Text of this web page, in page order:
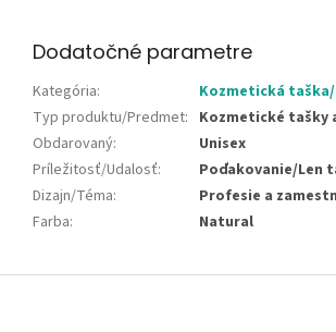
Dodatočné parametre
Kategória:
Kozmetická
Typ produktu/Predmet: Kozmetické tašky
Obdarovaný:
Unisex
Príležitosť/Udalosť:
Poďakovanie/Len
Dizajn/Téma:
Profesie a
Farba: Natural
Z